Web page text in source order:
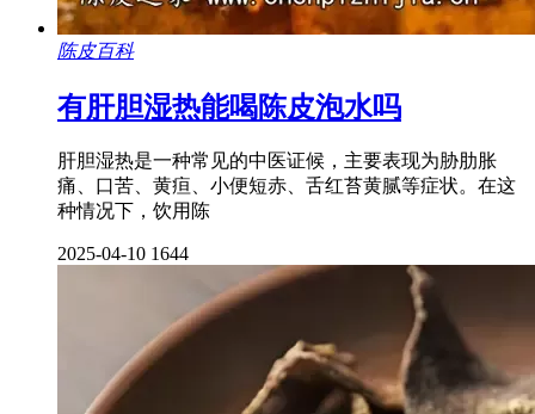
陈皮百科
有肝胆湿热能喝陈皮泡水吗
肝胆湿热是一种常见的中医证候，主要表现为胁肋胀
痛、口苦、黄疸、小便短赤、舌红苔黄腻等症状。在这
种情况下，饮用陈
2025-04-10 1644